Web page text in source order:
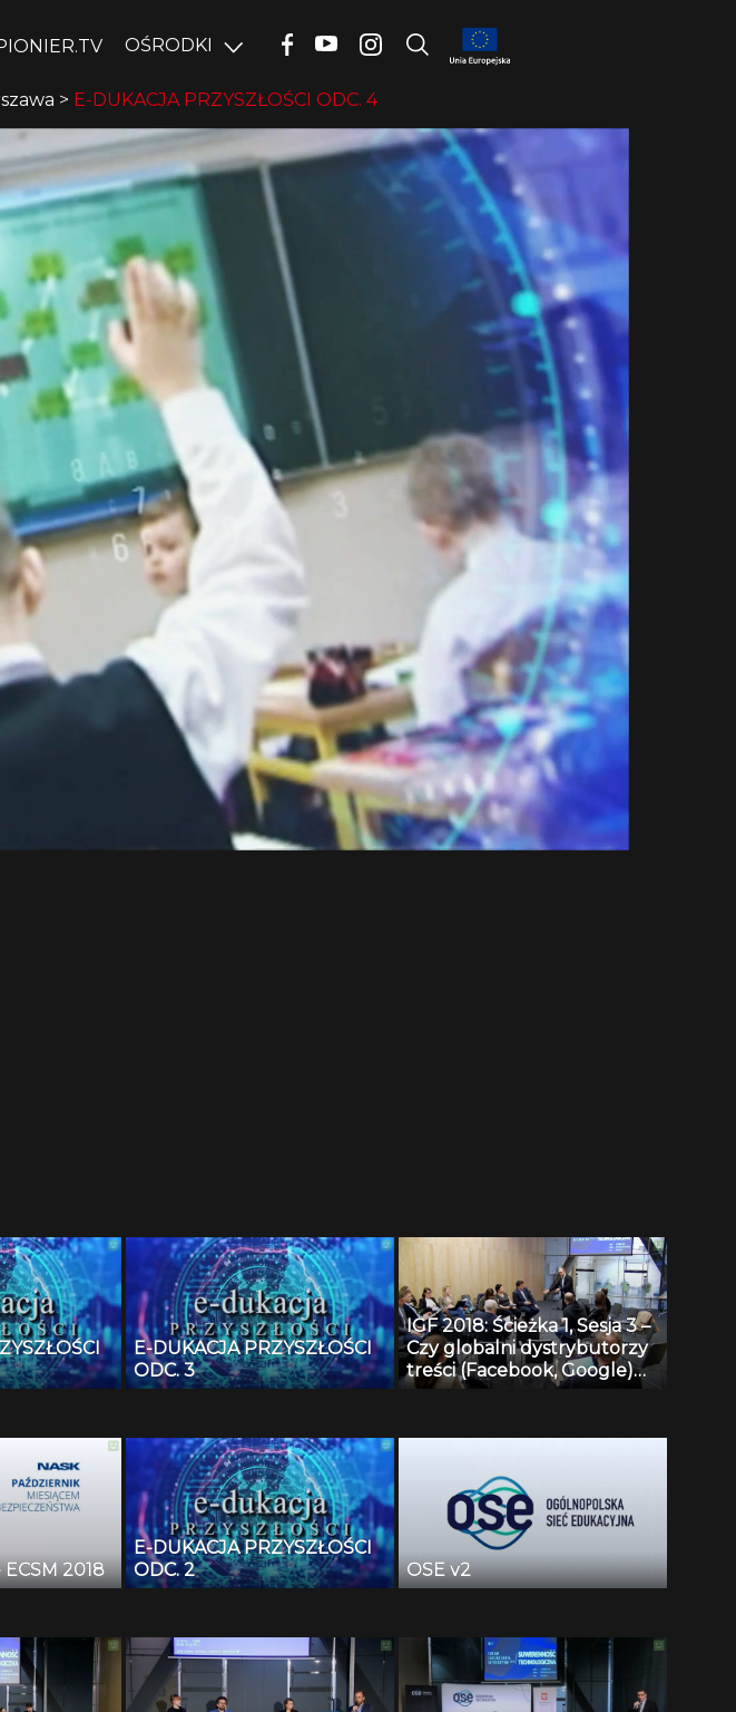
OŚRODKI
> E-DUKACJA PRZYSZŁOŚCI ODC. 4
E-DUKACJA PRZYSZŁOŚCI
ODC. 3
IGF 2018: Ścieżka 1, Sesja 3 –
Czy globalni dystrybutorzy
treści (Facebook, Google)
powinni przeznaczać 1%
News?
2018
E-DUKACJA PRZYSZŁOŚCI
ODC. 2
OSE v2